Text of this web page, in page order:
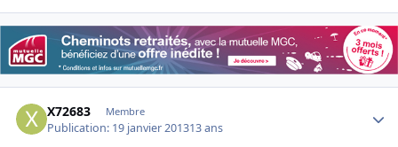
X72683 Membre
Publication: 19 janvier 201313 ans